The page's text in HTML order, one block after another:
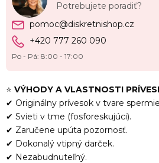
⭐ VÝHODY A VLASTNOSTI
✔ Originálny prívesok v tvare
✔ Svieti v tme (fosforeskujúci).
✔ Zaručene upúta pozornosť.
✔ Dokonalý vtipný darček.
✔ Nezabudnuteľný.
Potrebujete poradiť?
pomoc@diskretnishop.cz
+420 777 260 090
Po - Pá: 8:00 - 17:00